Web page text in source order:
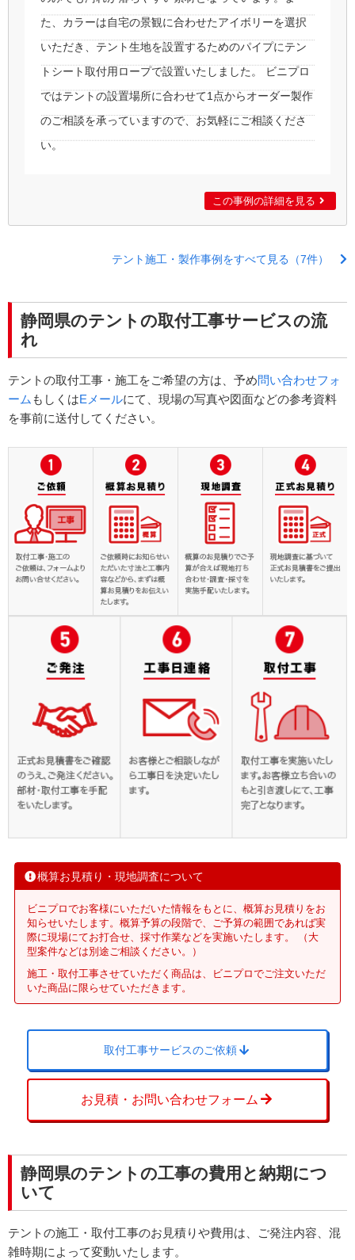
この事例の詳細を見る
た、カラーは自宅の景観に合わせたアイボリーを選択
いただき、テント生地を設置するためのパイプにテン
トシート取付用ロープで設置いたしました。 ビニプロ
ではテントの設置場所に合わせて1点からオーダー製作
のご相談を承っていますので、お気軽にご相談くださ
い。
テント施工・製作事例をすべて見る（7件）
静岡県のテントの取付工事サービスの流
れ
テントの取付工事・施工をご希望の方は、予め問い合わせフォ
ーム もしくはEメールにて、現場の写真や図面などの参考資料
を事前に送付してください。
概算お見積り・現地調査について
ビニプロでお客様にいただいた情報をもとに、概算お見積りをお
知らせいたします。概算予算の段階で、ご予算の範囲であれば実
際に現場にてお打合せ、採寸作業などを実施いたします。 （大
型案件などは別途ご相談ください。）
施工・取付工事させていただく商品は、ビニプロでご注文いただ
いた商品に限らせていただきます。
取付工事サービスのご依頼
お見積・お問い合わせフォーム
静岡県のテントの工事の費用と納期につ
いて
テントの施工・取付工事のお見積りや費用は、ご発注内容、混
雑時期によって変動いたします。